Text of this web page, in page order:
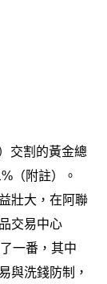
交割的黃金總
（附註）。
壯大，在阿聯
交易中心
一番，其中
與洗錢防制，